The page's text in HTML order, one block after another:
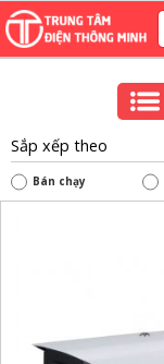
Sắp xếp theo
Bán chạy